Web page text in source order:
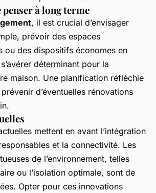
à long terme
, il est crucial d’envisager
prévoir des espaces
ou des dispositifs économes en
déterminant pour la
maison. Une planification réfléchie
d’éventuelles rénovations
mettent en avant l’intégration
et la connectivité. Les
de l’environnement, telles
ou l’isolation optimale, sont de
Opter pour ces innovations